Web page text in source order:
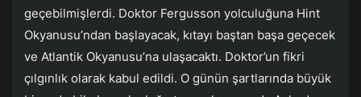
geçebilmişlerdi. Doktor Fergusson yolculuğuna Hint
Okyanusu’ndan başlayacak, kıtayı baştan başa geçecek
ve Atlantik Okyanusu’na ulaşacaktı. Doktor’un fikri
çılgınlık olarak kabul edildi. O günün şartlarında büyük